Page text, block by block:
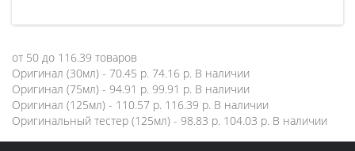
от 50 до 116.39 товаров
Оригинал (30мл) - 70.45 р. 74.16 р. В наличии
Оригинал (75мл) - 94.91 р. 99.91 р. В наличии
Оригинал (125мл) - 110.57 р. 116.39 р. В наличии
Оригинальный тестер (125мл) - 98.83 р. 104.03 р. В наличии